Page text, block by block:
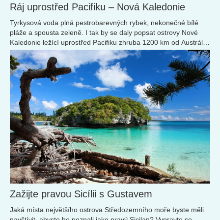
Ráj uprostřed Pacifiku – Nová Kaledonie
Tyrkysová voda plná pestrobarevných rybek, nekonečné bílé
pláže a spousta zeleně. I tak by se daly popsat ostrovy Nové
Kaledonie ležící uprostřed Pacifiku zhruba 1200 km od Austrálie.
Zažijte pravou Sicílii s Gustavem
Jaká místa největšího ostrova Středozemního moře byste měli